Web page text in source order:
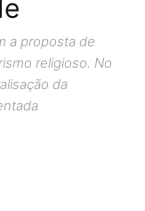
a proposta de
religioso. No
da